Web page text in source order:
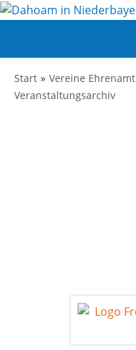
Start Vereine Ehrenamt
Veranstaltungsarchiv